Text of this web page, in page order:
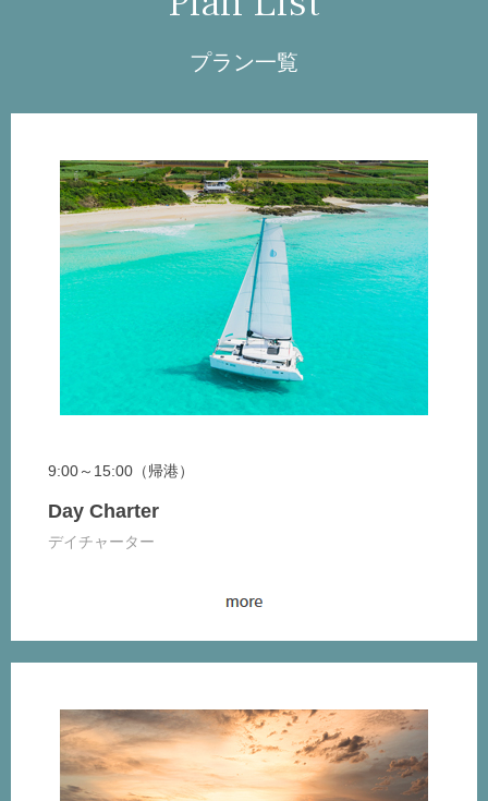
プラン一覧
9:00～15:00（帰港）
Day Charter
デイチャーター